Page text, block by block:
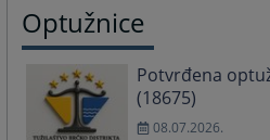
Optužnice
Potvrđena
(18675)
08.07.2026.